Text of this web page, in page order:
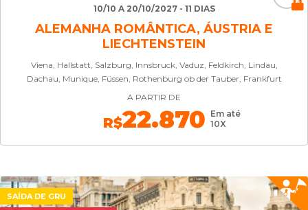
10/10 A 20/10/2027 - 11 DIAS
ALEMANHA ROMÂNTICA, ÁUSTRIA E
LIECHTENSTEIN
Viena, Hallstatt, Salzburg, Innsbruck, Vaduz, Feldkirch, Lindau,
Dachau, Munique, Füssen, Rothenburg ob der Tauber, Frankfurt
A PARTIR DE
R$22.870 Em até
10X
SAÍDA DE GRU